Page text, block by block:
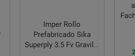
Imper Rollo
Prefabricado Sika
Superply 3.5 Fv Gravilla